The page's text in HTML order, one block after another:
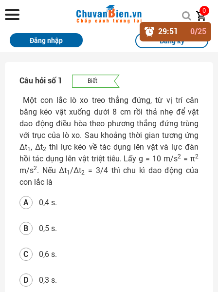
Chuvanbien.vn
Trang chủ
Sách
Thi Online
Tài liệu miễn phí
Học sinh xuất sắc
Giải bài tập
Tin tức
Liên hệ
Đăng nhập
0
Đăng ký
Đăng nhập
Câu hỏi số 1 Biết
Một con lắc lò xo treo thẳng đứng, từ vị trí cân
bằng kéo vật xuống dưới 8 cm rồi thả nhẹ để vật
dao động điều hòa theo phương thẳng đứng trùng
với trục của lò xo. Sau khoảng thời gian tương ứng
∆t1 , ∆t2 thì lực kéo về tác dụng lên vật và lực đàn
hồi tác dụng lên vật triệt tiêu. Lấy g = 10 m/s2 = π2
m/s2. Nếu ∆t1/∆t2 = 3/4 thì chu kì dao động của
con lắc là
0,4 s.
A
0,5 s.
B
0,6 s.
C
0,3 s.
D
29:50 0/25